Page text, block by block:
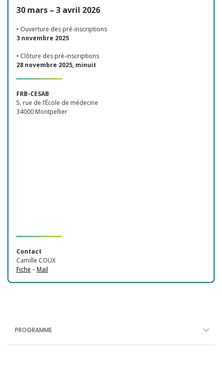
30 mars – 3 avril 2026
• Ouverture des pré-inscriptions
3 novembre 2025
• Clôture des pré-inscriptions
28 novembre 2025, minuit
FRB-CESAB
5, rue de l’École de médecine
34000 Montpellier
Contact
Camille COUX
Fiche –Mail
PROGRAMME